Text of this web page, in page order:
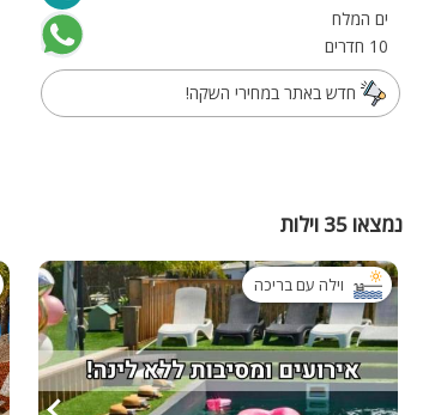
ים המלח
10 חדרים
חדש באתר במחירי השקה!
נמצאו 35 וילות
וילה עם בריכה